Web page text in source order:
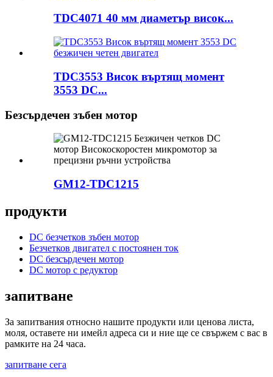
TDC4071 40 мм диаметър висок...
TDC3553 Висок въртящ момент
3553 DC...
Безсърдечен зъбен мотор
GM12-TDC1215
продукти
DC безчетков зъбен мотор
Безчетков двигател с постоянен ток
DC безсърдечен мотор
DC мотор с редуктор
запитване
За запитвания относно нашите продукти или ценова листа,
моля, оставете ни имейл адреса си и ние ще се свържем с вас в
рамките на 24 часа.
запитване сега